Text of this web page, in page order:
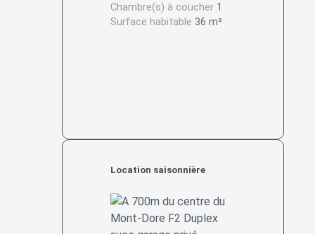
Chambre(s) à coucher 1
Surface habitable 36 m²
Location saisonnière